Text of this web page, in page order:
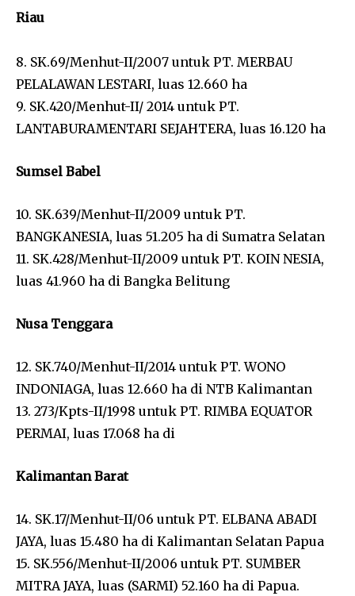
Riau
8. SK.69/Menhut-II/2007 untuk PT. MERBAU
PELALAWAN LESTARI, luas 12.660 ha
9. SK.420/Menhut-II/ 2014 untuk PT.
LANTABURAMENTARI SEJAHTERA, luas 16.120 ha
Sumsel Babel
10. SK.639/Menhut-II/2009 untuk PT.
BANGKANESIA, luas 51.205 ha di Sumatra Selatan
11. SK.428/Menhut-II/2009 untuk PT. KOIN NESIA,
luas 41.960 ha di Bangka Belitung
Nusa Tenggara
12. SK.740/Menhut-II/2014 untuk PT. WONO
INDONIAGA, luas 12.660 ha di NTB Kalimantan
13. 273/Kpts-II/1998 untuk PT. RIMBA EQUATOR
PERMAI, luas 17.068 ha di
Kalimantan Barat
14. SK.17/Menhut-II/06 untuk PT. ELBANA ABADI
JAYA, luas 15.480 ha di Kalimantan Selatan Papua
15. SK.556/Menhut-II/2006 untuk PT. SUMBER
MITRA JAYA, luas (SARMI) 52.160 ha di Papua.